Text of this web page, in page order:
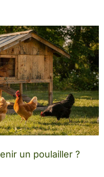
un poulailler ?